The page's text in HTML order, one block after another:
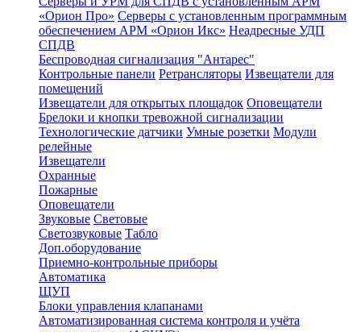
«Орион Про» Серверы с установленным программным
обеспечением АРМ «Орион Икс» Неадресные УДП
СПДВ
Беспроводная сигнализация "Антарес"
Контрольные панели Ретрансляторы Извещатели для
помещений
Извещатели для открытых площадок Оповещатели
Брелоки и кнопки тревожной сигнализации
Технологические датчики Умные розетки Модули
релейные
Извещатели
Охранные
Пожарные
Оповещатели
Звуковые Световые
Светозвуковые Табло
Доп.оборудование
Приемно-контрольные приборы
Автоматика
ЩУП
Блоки управления клапанами
Автоматизированная система контроля и учёта